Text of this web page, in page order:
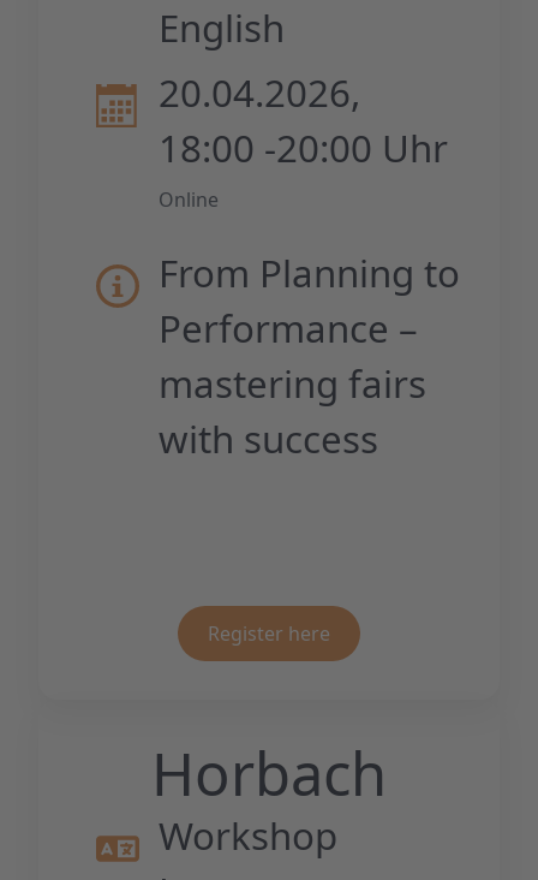
English
20.04.2026,
18:00 -20:00 Uhr
Online
From Planning to
Performance –
mastering fairs
with success
Register here
Horbach
Workshop